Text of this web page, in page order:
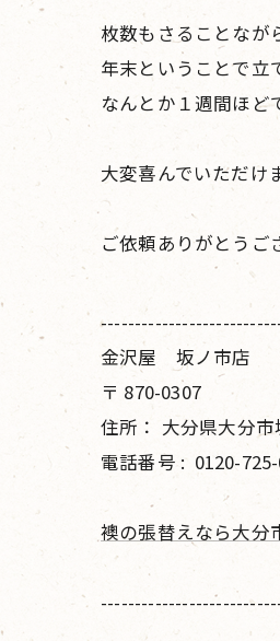
枚数もさることなが
年末ということで立
なんとか１週間ほど
大変喜んでいただけ
ご依頼ありがとう
金沢屋 坂ノ市店
〒 870-0307
住所： 大分県大分
電話番号 : 0120-
襖の張替えなら大分